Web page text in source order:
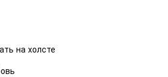
на холсте